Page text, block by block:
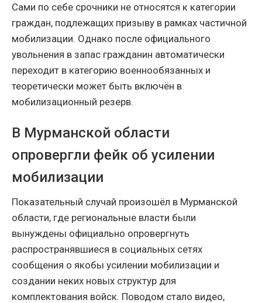
Сами по себе срочники не относятся к категории
граждан, подлежащих призыву в рамках частичной
мобилизации. Однако после официального
увольнения в запас гражданин автоматически
переходит в категорию военнообязанных и
теоретически может быть включён в
мобилизационный резерв.
В Мурманской области
опровергли фейк об усилении
мобилизации
Показательный случай произошёл в Мурманской
области, где региональные власти были
вынуждены официально опровергнуть
распространявшиеся в социальных сетях
сообщения о якобы усилении мобилизации и
создании неких новых структур для
комплектования войск. Поводом стало видео,